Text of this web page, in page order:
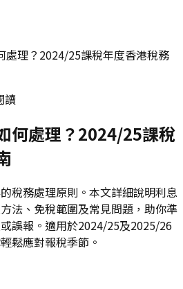
處理？2024/25課稅年度香港稅務
讀
何處理？2024/25課稅
稅務處理原則。本文詳細說明利息
法、免稅範圍及常見問題，助你準
誤報。適用於2024/25及2025/26
鬆應對報稅季節。